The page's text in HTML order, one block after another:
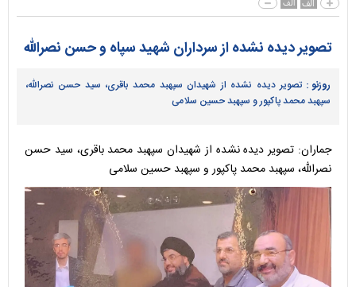
الف الف
تصویر دیده نشده از سرداران شهید سپاه و حسن نصرالله
روزنو : تصویر دیده نشده از شهیدان سپهبد محمد باقری، سید حسن نصرالله،
سپهبد محمد پاکپور و سپهبد حسین سلامی
جماران: تصویر دیده نشده از شهیدان سپهبد محمد باقری، سید حسن
نصرالله، سپهبد محمد پاکپور و سپهبد حسین سلامی